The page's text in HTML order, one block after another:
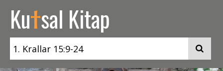
Kutsal Kitap